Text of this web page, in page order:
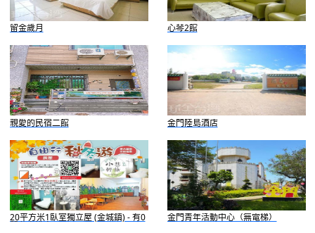
留金歲月 心琴2館
親愛的民宿二館 金門陸島酒店
20平方米1臥室獨立屋 (金城鎮) - 有0
間私人浴室
金門青年活動中心（無電梯）